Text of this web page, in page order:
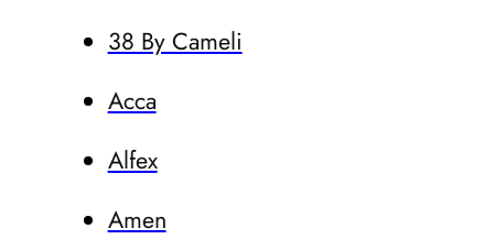
38 By Cameli
Acca
Alfex
Amen